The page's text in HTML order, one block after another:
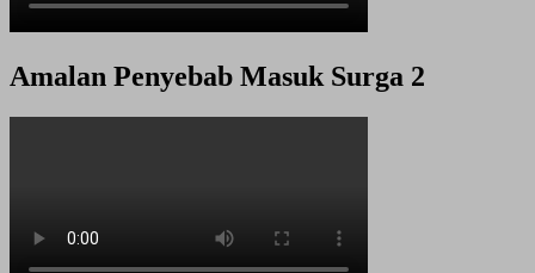
Amalan Penyebab Masuk Surga 2